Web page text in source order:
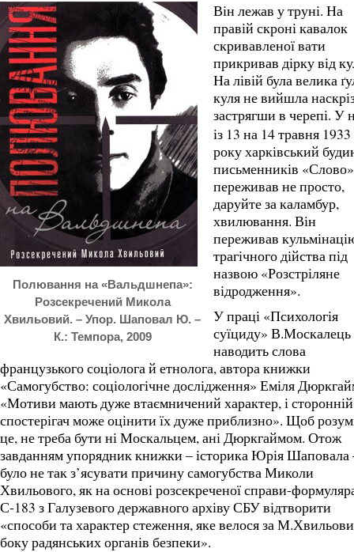
Полювання на «Вальдшнепа»:
Розсекречений Микола
Хвильовий. – Упор. Шаповал Ю. –
К.: Темпора, 2009
Він лежав у труні. На
правій скроні кавалок
скривавленої вати
прикривав дірку від
На лівій була велика
куля не вийшла
застрягши в черепі. У
із 13 на 14 травня 1933
року харківський
письменників «Слово»
переживав не просто,
даруйте за каламбур,
хвилювання. Він
переживав
трагічного дійства під
назвою «Розстріляне
відродження».
У праці «Психологія
суїциду» В.Москалець
наводить слова
французького соціолога й етнолога, автора книжки
«Самогубство: соціологічне дослідження» Еміля
«Мотиви мають дуже втаємничений характер, і сторонній
спостерігач може оцінити їх дуже приблизно». Щоб
це, не треба бути ні Москальцем, ані Дюркгаймом. Отож
завданням упорядник книжки – історика Юрія Шаповала
було не так з’ясувати причину самогубства Миколи
Хвильового, як на основі розсекреченої справи-
С-183 з Галузевого державного архіву СБУ відтворити
«способи та характер стеження, яке велося за
боку радянських органів безпеки».